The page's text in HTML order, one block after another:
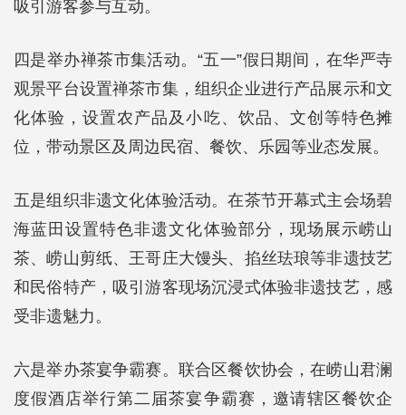
吸引游客参与互动。
四是举办禅茶市集活动。“五一”假日期间，在华严寺
观景平台设置禅茶市集，组织企业进行产品展示和文
化体验，设置农产品及小吃、饮品、文创等特色摊
位，带动景区及周边民宿、餐饮、乐园等业态发展。
五是组织非遗文化体验活动。在茶节开幕式主会场碧
海蓝田设置特色非遗文化体验部分，现场展示崂山
茶、崂山剪纸、王哥庄大馒头、掐丝珐琅等非遗技艺
和民俗特产，吸引游客现场沉浸式体验非遗技艺，感
受非遗魅力。
六是举办茶宴争霸赛。联合区餐饮协会，在崂山君澜
度假酒店举行第二届茶宴争霸赛，邀请辖区餐饮企